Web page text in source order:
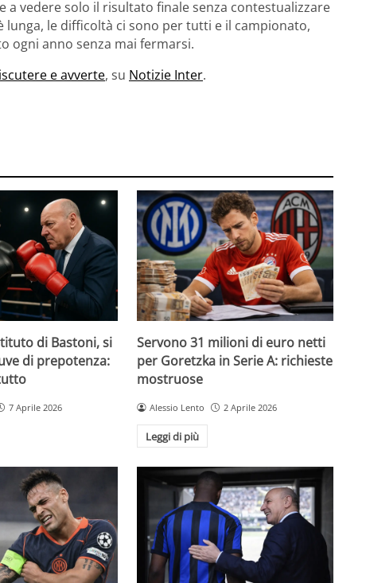
vedere solo il risultato finale senza contestualizzare
lunga, le difficoltà ci sono per tutti e il campionato,
ogni anno senza mai fermarsi.
e avverte, su Notizie Inter.
di Bastoni, si
di prepotenza:
7 Aprile 2026
Servono 31 milioni di euro netti
per Goretzka in Serie A: richieste
mostruose
Alessio Lento 2 Aprile 2026
Leggi di più